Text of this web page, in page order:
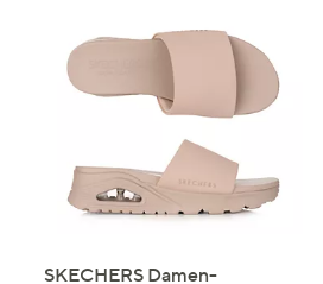
SKECHERS Damen-